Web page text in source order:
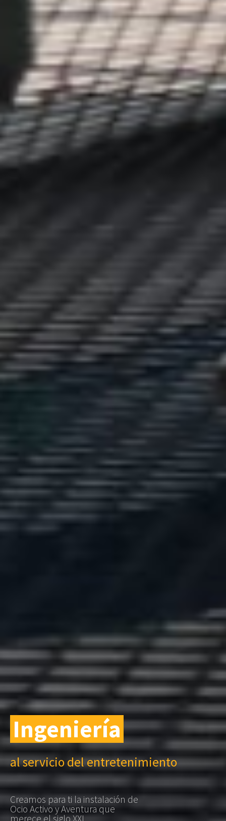
Ingeniería
Innovación
al servicio del entretenimiento
Creamos para ti la instalación de
Ocio Activo y Aventura que
merece el siglo XXI